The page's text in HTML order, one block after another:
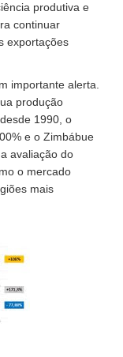
produtiva e
continuar
exportações
importante alerta.
produção
1990, o
e o Zimbábue
avaliação do
o mercado
mais